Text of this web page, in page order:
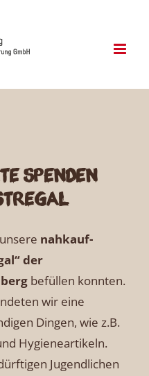
spenden
nahkauf-
der
befüllen konnten.
wir eine
Dingen, wie z.B.
Hygieneartikeln.
Jugendlichen